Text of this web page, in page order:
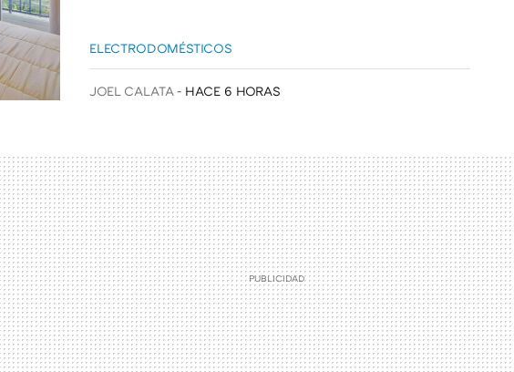
ELECTRODOMÉSTICOS
JOEL CALATA HACE 6 HORAS